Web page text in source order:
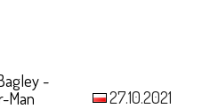
-
Man
27.10.2021